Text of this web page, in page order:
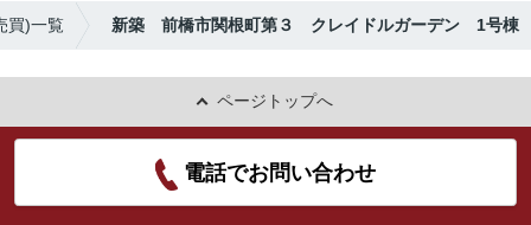
買)一覧 新築 前橋市関根町第３ クレイドルガーデン 1号棟
ページトップへ
電話でお問い合わせ